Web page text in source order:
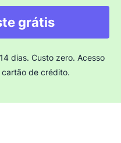
grátis
dias. Custo zero. Acesso
de crédito.